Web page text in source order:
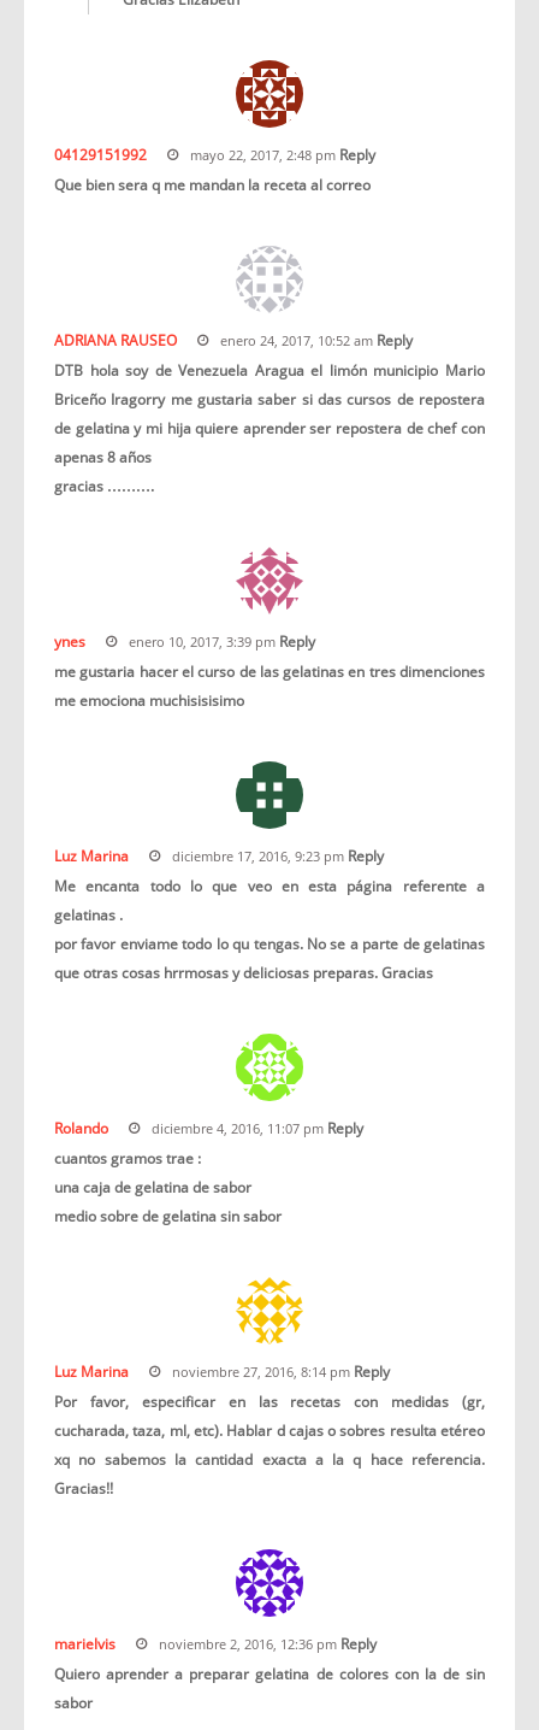
04129151992 mayo 22, 2017, 2:48 pm Reply
Que bien sera q me mandan la receta al correo
ADRIANA RAUSEO enero 24, 2017, 10:52 am Reply
DTB hola soy de Venezuela Aragua el limón municipio Mario
Briceño Iragorry me gustaria saber si das cursos de repostera
de gelatina y mi hija quiere aprender ser repostera de chef con
apenas 8 años
gracias ……….
ynes enero 10, 2017, 3:39 pm Reply
me gustaria hacer el curso de las gelatinas en tres dimenciones
me emociona muchisisisimo
Luz Marina diciembre 17, 2016, 9:23 pm Reply
Me encanta todo lo que veo en esta página referente a
gelatinas .
por favor enviame todo lo qu tengas. No se a parte de gelatinas
que otras cosas hrrmosas y deliciosas preparas. Gracias
Rolando diciembre 4, 2016, 11:07 pm Reply
cuantos gramos trae :
una caja de gelatina de sabor
medio sobre de gelatina sin sabor
Luz Marina noviembre 27, 2016, 8:14 pm Reply
Por favor, especificar en las recetas con medidas (gr,
cucharada, taza, ml, etc). Hablar d cajas o sobres resulta etéreo
xq no sabemos la cantidad exacta a la q hace referencia.
Gracias!!
marielvis noviembre 2, 2016, 12:36 pm Reply
Quiero aprender a preparar gelatina de colores con la de sin
sabor